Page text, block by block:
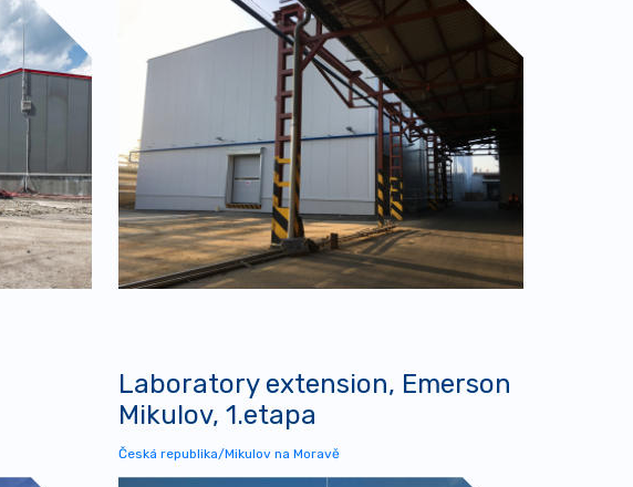
Laboratory extension, Emerson
Mikulov, 1.etapa
Česká republika/Mikulov na Moravě